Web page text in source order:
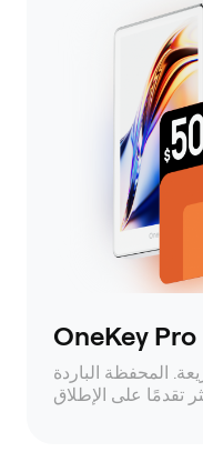
OneKey Pro
المحفظة الباردة